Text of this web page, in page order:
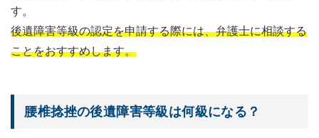
す。
後遺障害等級の認定を申請する際には、弁護士に相談する
ことをおすすめします。
腰椎捻挫の後遺障害等級は何級になる？